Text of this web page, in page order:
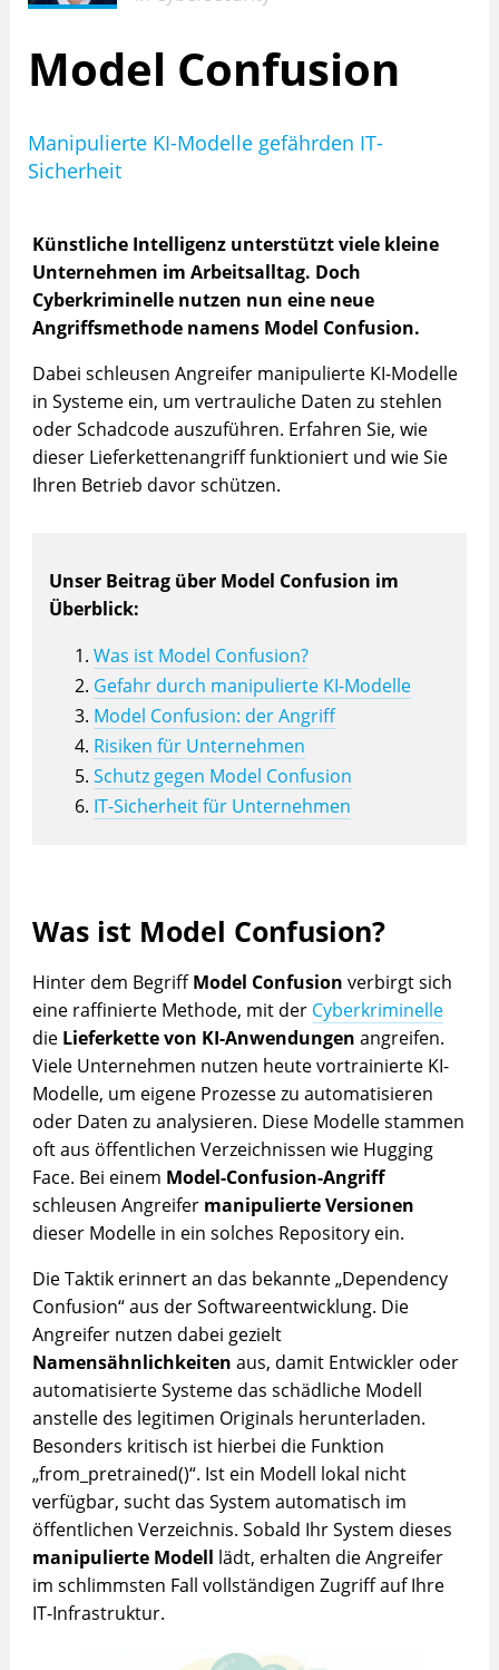
Model Confusion
Manipulierte KI-Modelle gefährden IT-
Sicherheit
Künstliche Intelligenz unterstützt viele kleine
Unternehmen im Arbeitsalltag. Doch
Cyberkriminelle nutzen nun eine neue
Angriffsmethode namens Model Confusion.
Dabei schleusen Angreifer manipulierte KI-Modelle
in Systeme ein, um vertrauliche Daten zu stehlen
oder Schadcode auszuführen. Erfahren Sie, wie
dieser Lieferkettenangriff funktioniert und wie Sie
Ihren Betrieb davor schützen.
Unser Beitrag über Model Confusion im
Überblick:
Was ist Model Confusion?
Gefahr durch manipulierte KI-Modelle
Model Confusion: der Angriff
Risiken für Unternehmen
Schutz gegen Model Confusion
IT-Sicherheit für Unternehmen
Was ist Model Confusion?
Hinter dem BegriffModel Confusion verbirgt sich
eine raffinierte Methode, mit der Cyberkriminelle
die Lieferkette von KI-Anwendungen angreifen.
Viele Unternehmen nutzen heute vortrainierte KI-
Modelle, um eigene Prozesse zu automatisieren
oder Daten zu analysieren. Diese Modelle stammen
oft aus öffentlichen Verzeichnissen wie Hugging
Face. Bei einem Model-Confusion-Angriff
schleusen Angreifer manipulierte Versionen
dieser Modelle in ein solches Repository ein.
Die Taktik erinnert an das bekannte „Dependency
Confusion“ aus der Softwareentwicklung. Die
Angreifer nutzen dabei gezielt
Namensähnlichkeiten aus, damit Entwickler oder
automatisierte Systeme das schädliche Modell
anstelle des legitimen Originals herunterladen.
Besonders kritisch ist hierbei die Funktion
„from_pretrained()“. Ist ein Modell lokal nicht
verfügbar, sucht das System automatisch im
öffentlichen Verzeichnis. Sobald Ihr System dieses
manipulierte Modell lädt, erhalten die Angreifer
im schlimmsten Fall vollständigen Zugriff auf Ihre
IT-Infrastruktur.